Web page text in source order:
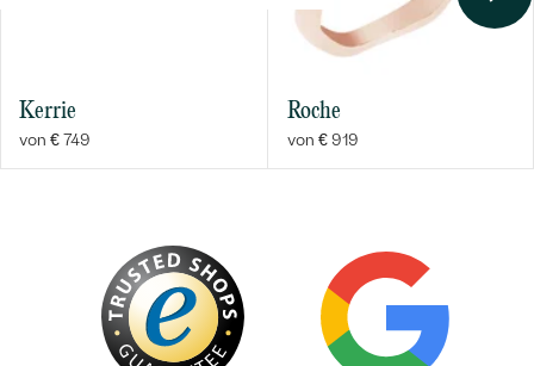
ABMESSUNGEN:
2 mm
Rund
HERKUNFT:
Natürlich
KARATGEWICHT:
ABMESSUNGEN:
Kerrie
von € 749
Roche
von € 919